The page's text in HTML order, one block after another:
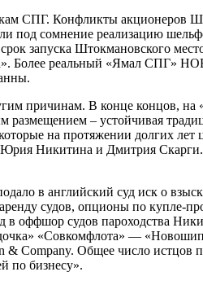
СПГ. Конфликты акционеров
под сомнение реализацию
запуска Штокмановского
Более реальный «Ямал СПГ»
причинам. В конце концов,
размещением – устойчивая
на протяжении долгих
Никитина и Дмитрия Скарги.
в английский суд иск о
судов, опционы по
в оффшор судов пароходства
«Совкомфлота» —
& Company. Общее число
по бизнесу».